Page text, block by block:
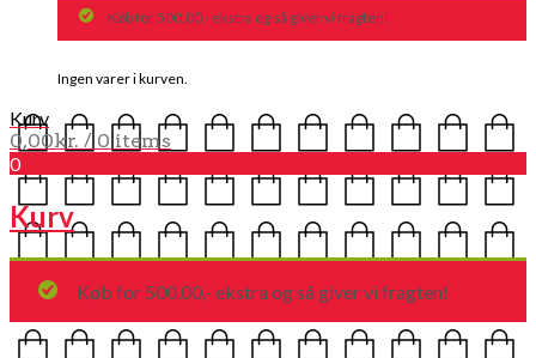
Køb for 500.00,- ekstra og så giver vi fragten!
Ingen varer i kurven.
Kurv
0,00kr. / 0 items
0
Kurv
Køb for 500.00,- ekstra og så giver vi fragten!